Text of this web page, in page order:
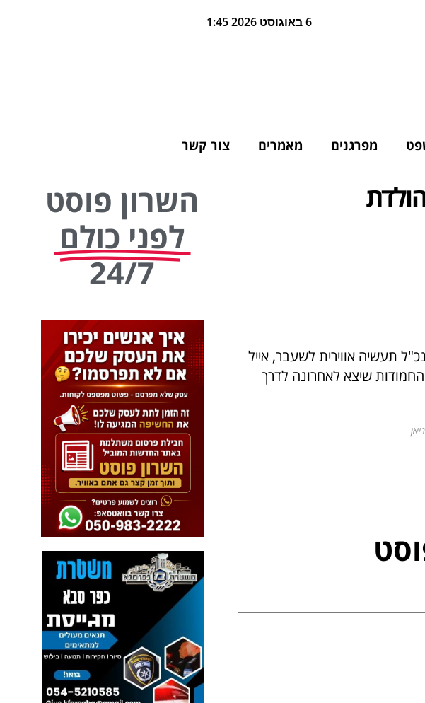
6 באוגוסט 2026 1:45
מפרגנים מאמרים צור קשר
תעשיה אווירית לשעבר, אייל
שיצא לאחרונה לדרך
ניכולם
השרון פוסט
לפני כולם
24/7